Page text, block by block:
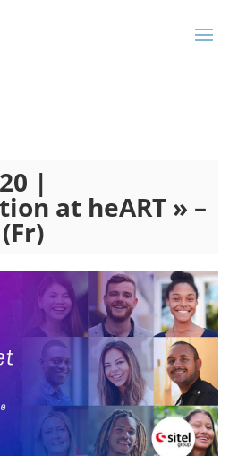
|
at heART » –